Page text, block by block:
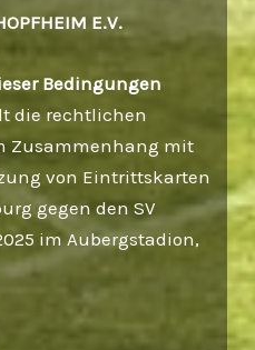
E.V.
Bedingungen
die rechtlichen
Zusammenhang mit
von Eintrittskarten
gegen den SV
im Aubergstadion,